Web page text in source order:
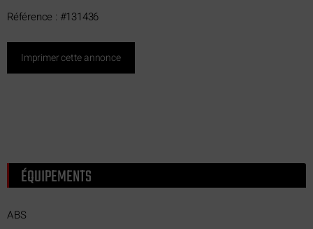
Référence : #131436
Imprimer cette annonce
ÉQUIPEMENTS
ABS